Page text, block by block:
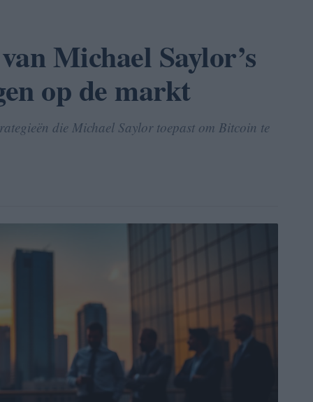
Michael Saylor’s
op de markt
die Michael Saylor toepast om Bitcoin te